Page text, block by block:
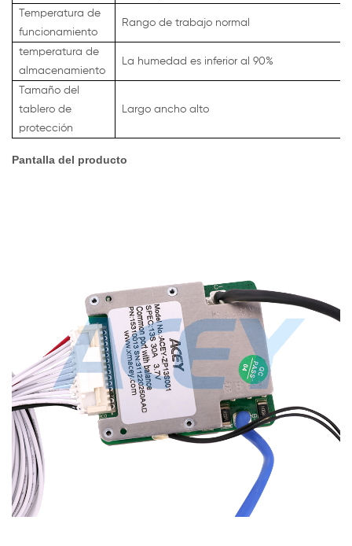
Temperatura de
funcionamiento
Rango de trabajo normal
temperatura de
almacenamiento
La humedad es inferior al 90%
Tamaño del
tablero de
protección
Largo ancho alto
Pantalla del producto